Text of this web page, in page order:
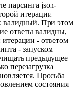
парсинга json-
итерации
валидный. При этом
ответы валидны,
итерации - ответом
- запуском
предыдущее
перезагрузка
Просьба
состояния